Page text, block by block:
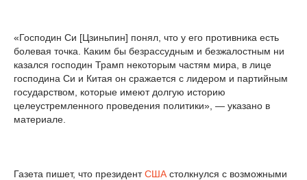
«Господин Си [Цзиньпин] понял, что у его противника есть
болевая точка. Каким бы безрассудным и безжалостным ни
казался господин Трамп некоторым частям мира, в лице
господина Си и Китая он сражается с лидером и партийным
государством, которые имеют долгую историю
целеустремленного проведения политики», — указано в
материале.
Газета пишет, что президентСША столкнулся с возможными